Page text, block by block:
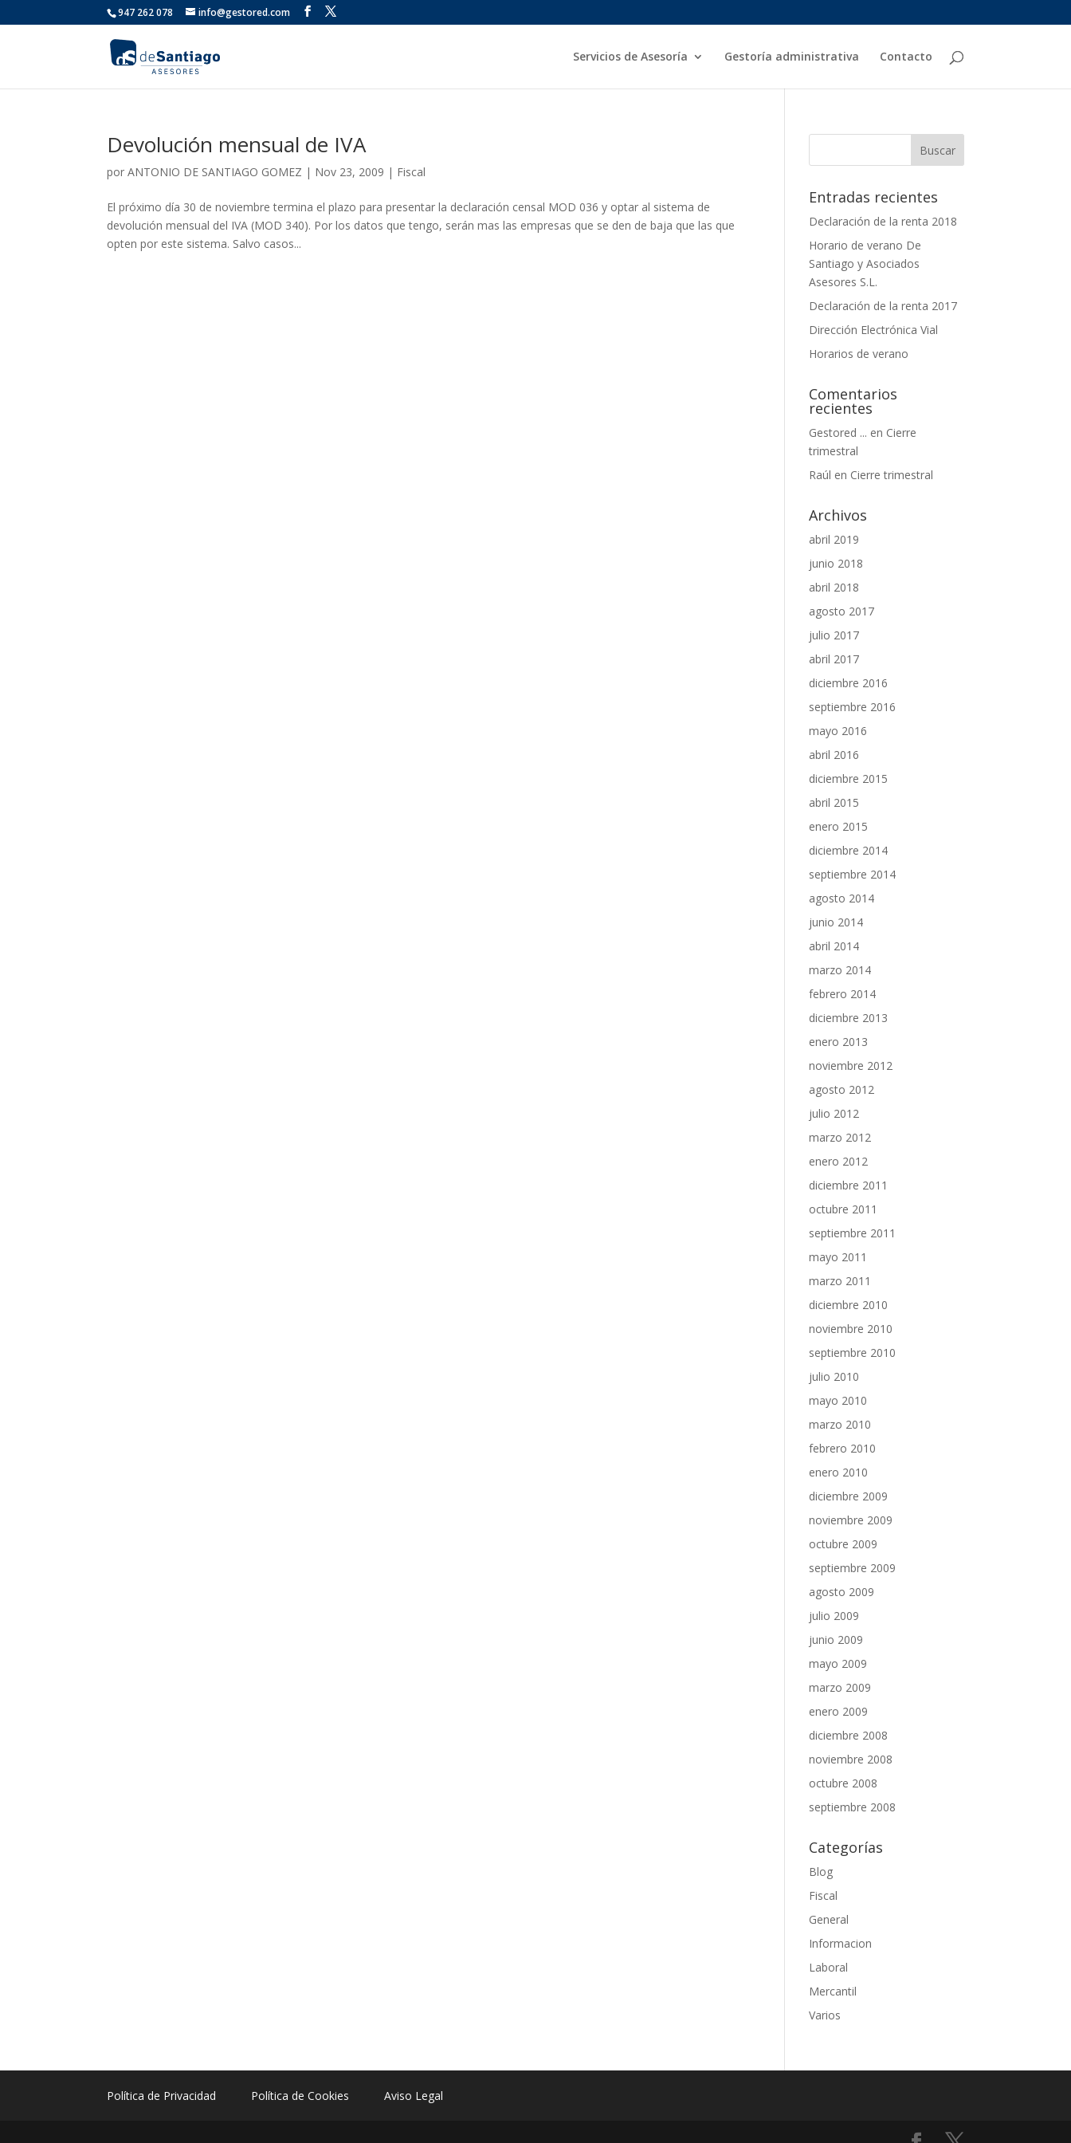
947 262 078 info@gestored.com
Servicios de Asesoría Gestoría administrativa Contacto
Devolución mensual de IVA
porANTONIO DE SANTIAGO GOMEZ | Nov 23, 2009 | Fiscal
El próximo día 30 de noviembre termina el plazo para presentar la declaración censal MOD 036 y optar al sistema de
devolución mensual del IVA (MOD 340). Por los datos que tengo, serán mas las empresas que se den de baja que las que
opten por este sistema. Salvo casos...
Entradas recientes
Declaración de la renta 2018
Horario de verano De
Santiago y Asociados
Asesores S.L.
Declaración de la renta 2017
Dirección Electrónica Vial
Horarios de verano
Comentarios
recientes
Gestored ... en Cierre
trimestral
Raúl en Cierre trimestral
Archivos
abril 2019
junio 2018
abril 2018
agosto 2017
julio 2017
abril 2017
diciembre 2016
septiembre 2016
mayo 2016
abril 2016
diciembre 2015
abril 2015
enero 2015
diciembre 2014
septiembre 2014
agosto 2014
junio 2014
abril 2014
marzo 2014
febrero 2014
diciembre 2013
enero 2013
noviembre 2012
agosto 2012
julio 2012
marzo 2012
enero 2012
diciembre 2011
octubre 2011
septiembre 2011
mayo 2011
marzo 2011
diciembre 2010
noviembre 2010
septiembre 2010
julio 2010
mayo 2010
marzo 2010
febrero 2010
enero 2010
diciembre 2009
noviembre 2009
octubre 2009
septiembre 2009
agosto 2009
julio 2009
junio 2009
mayo 2009
marzo 2009
enero 2009
diciembre 2008
noviembre 2008
octubre 2008
septiembre 2008
Categorías
Blog
Fiscal
General
Informacion
Laboral
Mercantil
Varios
Política de Privacidad Política de Cookies Aviso Legal